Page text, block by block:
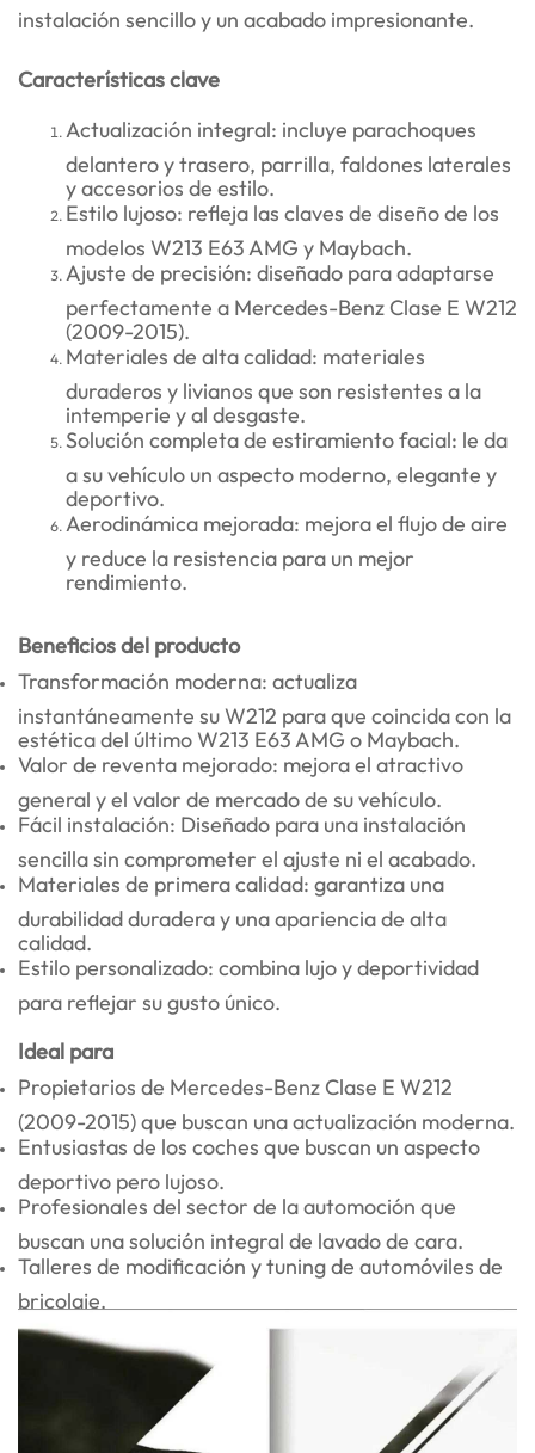
instalación sencillo y un acabado impresionante.
Características clave
Actualización integral: incluye parachoques
delantero y trasero, parrilla, faldones laterales
y accesorios de estilo.
Estilo lujoso: refleja las claves de diseño de los
modelos W213 E63 AMG y Maybach.
Ajuste de precisión: diseñado para adaptarse
perfectamente a Mercedes-Benz Clase E W212
(2009-2015).
Materiales de alta calidad: materiales
duraderos y livianos que son resistentes a la
intemperie y al desgaste.
Solución completa de estiramiento facial: le da
a su vehículo un aspecto moderno, elegante y
deportivo.
Aerodinámica mejorada: mejora el flujo de aire
y reduce la resistencia para un mejor
rendimiento.
Beneficios del producto
Transformación moderna: actualiza
instantáneamente su W212 para que coincida con la
estética del último W213 E63 AMG o Maybach.
Valor de reventa mejorado: mejora el atractivo
general y el valor de mercado de su vehículo.
Fácil instalación: Diseñado para una instalación
sencilla sin comprometer el ajuste ni el acabado.
Materiales de primera calidad: garantiza una
durabilidad duradera y una apariencia de alta
calidad.
Estilo personalizado: combina lujo y deportividad
para reflejar su gusto único.
Ideal para
Propietarios de Mercedes-Benz Clase E W212
(2009-2015) que buscan una actualización moderna.
Entusiastas de los coches que buscan un aspecto
deportivo pero lujoso.
Profesionales del sector de la automoción que
buscan una solución integral de lavado de cara.
Talleres de modificación y tuning de automóviles de
bricolaje.